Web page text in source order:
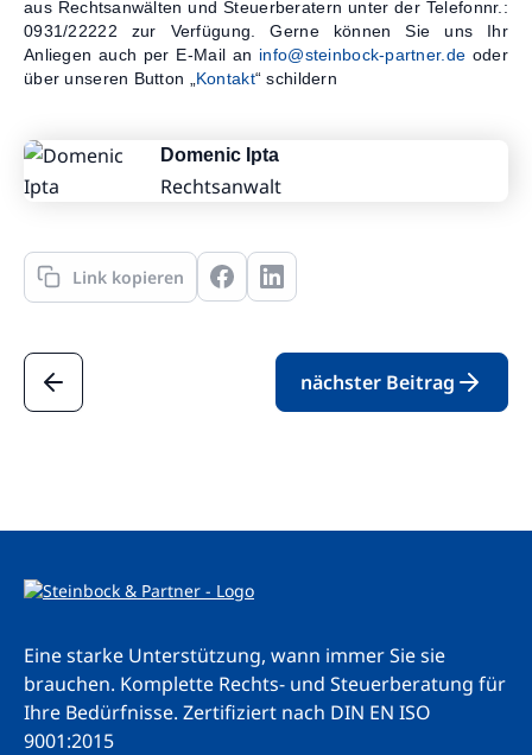
aus Rechtsanwälten und Steuerberatern unter der Telefonnr.:
0931/22222 zur Verfügung. Gerne können Sie uns Ihr
Anliegen auch per E-Mail an info@steinbock-partner.de oder
über unseren Button „ Kontakt“ schildern
Domenic Ipta
Rechtsanwalt
Link kopieren
nächster Beitrag
Eine starke Unterstützung, wann immer Sie sie
brauchen. Komplette Rechts- und Steuerberatung für
Ihre Bedürfnisse. Zertifiziert nach DIN EN ISO
9001:2015